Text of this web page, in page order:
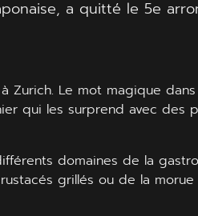
a quitté le 5e
Zurich. Le mot magique
qui les surprend avec
domaines de la
grillés ou de la